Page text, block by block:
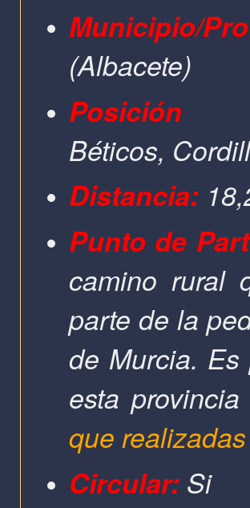
Municipio/
(Albacete)
Béticos,
Distancia:
Punto de
camino rural
parte de la
de Murcia.
esta
que
Circular:Si